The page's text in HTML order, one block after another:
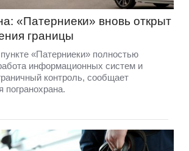
«Патерниеки» вновь открыт
границы
«Патерниеки» полностью
информационных систем и
контроль, сообщает
погранохрана.